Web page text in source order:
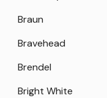
Braun
Bravehead
Brendel
Bright White